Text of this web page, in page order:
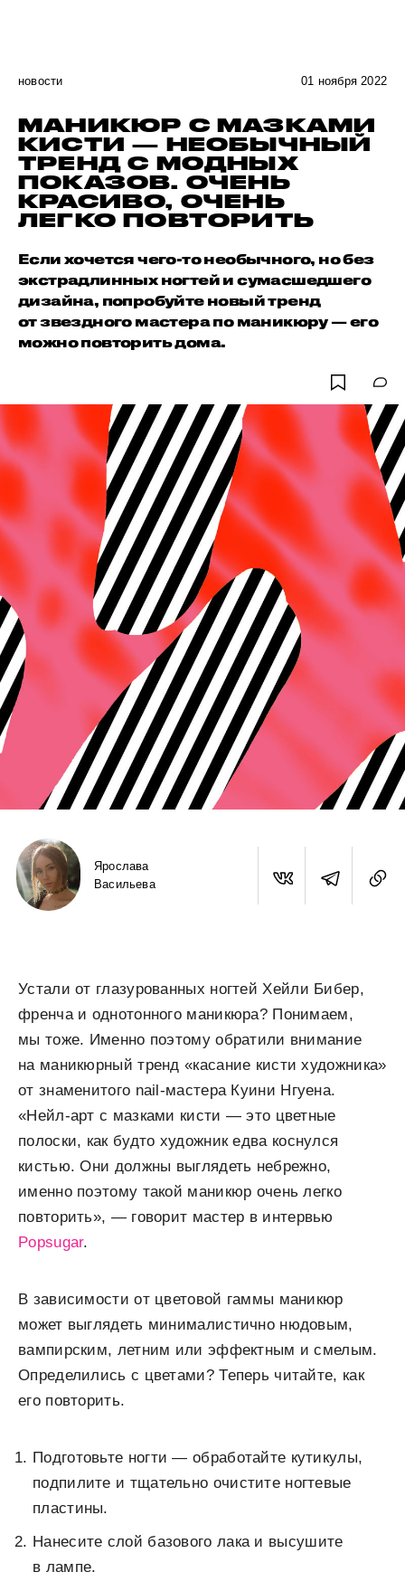
новости 01 ноября 2022
МАНИКЮР С МАЗКАМИ
КИСТИ — НЕОБЫЧНЫЙ
ТРЕНД С МОДНЫХ
ПОКАЗОВ. ОЧЕНЬ
КРАСИВО, ОЧЕНЬ
ЛЕГКО ПОВТОРИТЬ
Если хочется чего-то необычного, но без
экстрадлинных ногтей и сумасшедшего
дизайна, попробуйте новый тренд
от звездного мастера по маникюру — его
можно повторить дома.
Ярослава
Васильева
Устали от глазурованных ногтей Хейли Бибер,
френча и однотонного маникюра? Понимаем,
мы тоже. Именно поэтому обратили внимание
на маникюрный тренд «касание кисти художника»
от знаменитого nail-мастера Куини Нгуена.
«Нейл-арт с мазками кисти — это цветные
полоски, как будто художник едва коснулся
кистью. Они должны выглядеть небрежно,
именно поэтому такой маникюр очень легко
повторить», — говорит мастер в интервью
Popsugar.
В зависимости от цветовой гаммы маникюр
может выглядеть минималистично нюдовым,
вампирским, летним или эффектным и смелым.
Определились с цветами? Теперь читайте, как
его повторить.
Подготовьте ногти — обработайте кутикулы,
подпилите и тщательно очистите ногтевые
пластины.
Нанесите слой базового лака и высушите
в лампе.